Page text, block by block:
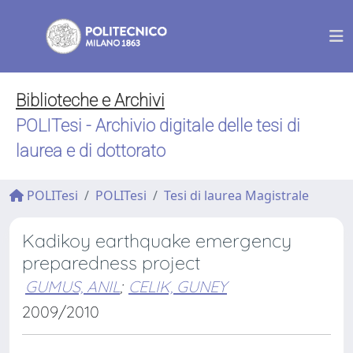
Biblioteche e Archivi
POLITesi - Archivio digitale delle tesi di
laurea e di dottorato
POLITesi POLITesi Tesi di laurea Magistrale
Kadikoy earthquake emergency
preparedness project
GUMUS, ANIL; CELIK, GUNEY
2009/2010